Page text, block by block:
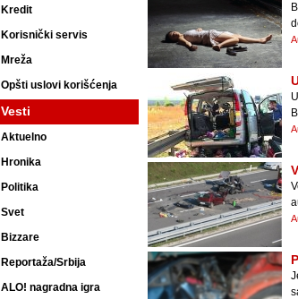
Kredit
Korisnički servis
Mreža
Opšti uslovi korišćenja
Vesti
Aktuelno
Hronika
Politika
Svet
Bizzare
Reportaža/Srbija
ALO! nagradna igra